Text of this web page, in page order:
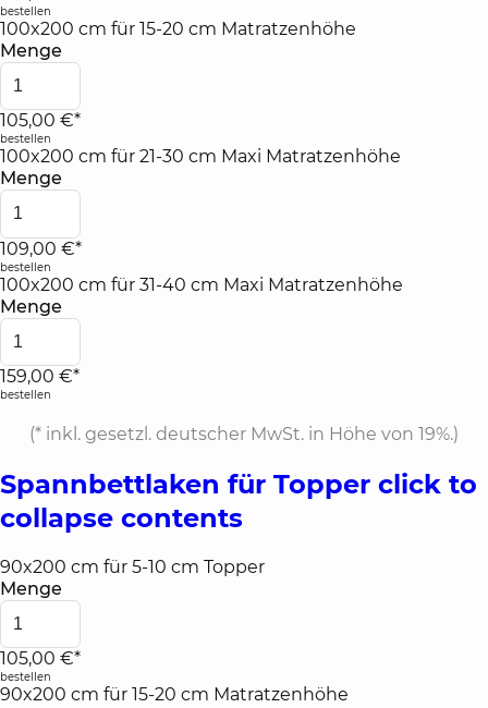
bestellen
100x200 cm für 15-20 cm Matratzenhöhe
Menge
105,00 €*
bestellen
100x200 cm für 21-30 cm Maxi Matratzenhöhe
Menge
109,00 €*
bestellen
100x200 cm für 31-40 cm Maxi Matratzenhöhe
Menge
159,00 €*
bestellen
(* inkl. gesetzl. deutscher MwSt. in Höhe von 19%.)
Spannbettlaken für Topper click to
collapse contents
90x200 cm für 5-10 cm Topper
Menge
105,00 €*
bestellen
90x200 cm für 15-20 cm Matratzenhöhe